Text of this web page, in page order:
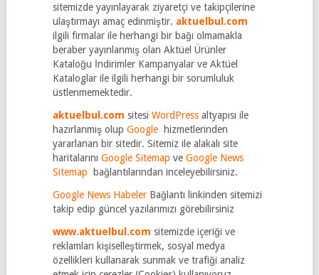
sitemizde yayınlayarak ziyaretçi ve takipçilerine
ulaştırmayı amaç edinmiştir. aktuelbul.com
ilgili firmalar ile herhangi bir bağı olmamakla
beraber yayınlanmış olan Aktüel Ürünler
Kataloğu İndirimler Kampanyalar ve Aktüel
Kataloglar ile ilgili herhangi bir sorumluluk
üstlenmemektedir.
aktuelbul.com sitesi WordPressaltyapısı ile
hazırlanmış olup Googlehizmetlerinden
yararlanan bir sitedir. Sitemiz ile alakalı site
haritalarını Google Sitemap ve Google News
Sitemap
bağlantılarından inceleyebilirsiniz.
Google News Habeler Bağlantı linkinden sitemizi
takip edip güncel yazılarımızı görebilirsiniz
www.aktuelbul.com sitemizde içeriği ve
reklamları kişiselleştirmek, sosyal medya
özellikleri kullanarak sunmak ve trafiği analiz